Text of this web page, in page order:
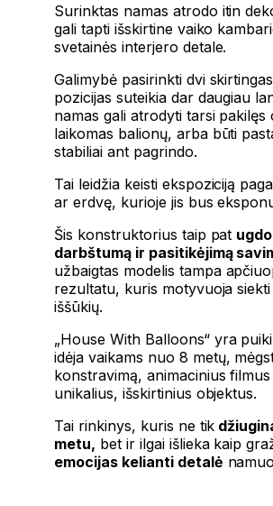
Surinktas namas atrodo itin
gali tapti išskirtine vaiko
svetainės interjero detale.
Galimybė pasirinkti dvi
pozicijas suteikia dar daugiau
namas gali atrodyti tarsi pakilęs
laikomas balionų, arba būti
stabiliai ant pagrindo.
Tai leidžia keisti ekspoziciją
ar erdvę, kurioje jis bus
Šis konstruktorius taip pat ugdo
darbštumą ir pasitikėjimą
užbaigtas modelis tampa
rezultatu, kuris motyvuoja
iššūkių.
„House With Balloons“ yra
idėja vaikams nuo 8 metų,
konstravimą, animacinius
unikalius, išskirtinius objektus.
Tai rinkinys, kuris ne tik
metu, bet ir ilgai išlieka kaip
emocijas kelianti detalė